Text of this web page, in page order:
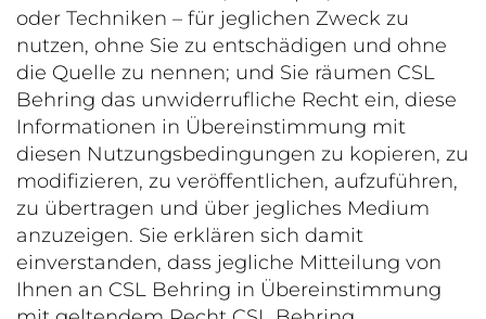
oder Techniken – für jeglichen Zweck zu
nutzen, ohne Sie zu entschädigen und ohne
die Quelle zu nennen; und Sie räumen CSL
Behring das unwiderrufliche Recht ein, diese
Informationen in Übereinstimmung mit
diesen Nutzungsbedingungen zu kopieren, zu
modifizieren, zu veröffentlichen, aufzuführen,
zu übertragen und über jegliches Medium
anzuzeigen. Sie erklären sich damit
einverstanden, dass jegliche Mitteilung von
Ihnen an CSL Behring in Übereinstimmung